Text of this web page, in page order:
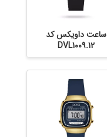
ساعت داویکس کد
DVL1009.12